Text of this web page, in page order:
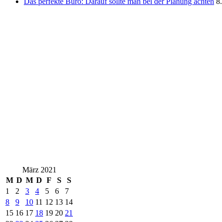
März 2021
M D M D F S
S
1
2 3 4 5 6
7
8
9 10 11 12 13 14
15 16 17 18 19 20 21